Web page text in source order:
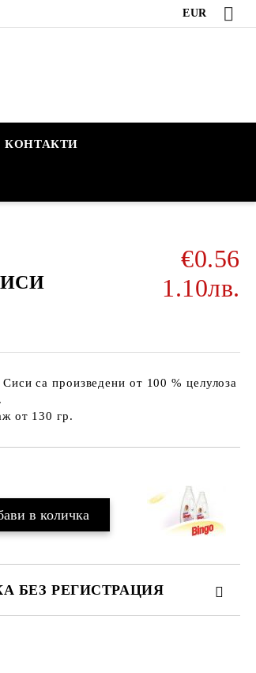
EUR
КОНТАКТИ
€0.56
1.10лв.
са произведени от 100 % целулоза
от 130 гр.
БЕЗ РЕГИСТРАЦИЯ